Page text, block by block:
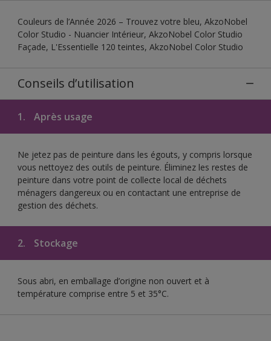
Couleurs de l’Année 2026 – Trouvez votre bleu, AkzoNobel
Color Studio - Nuancier Intérieur, AkzoNobel Color Studio
Façade, L'Essentielle 120 teintes, AkzoNobel Color Studio
Conseils d’utilisation
1. Après usage
Ne jetez pas de peinture dans les égouts, y compris lorsque
vous nettoyez des outils de peinture. Éliminez les restes de
peinture dans votre point de collecte local de déchets
ménagers dangereux ou en contactant une entreprise de
gestion des déchets.
2. Stockage
Sous abri, en emballage d’origine non ouvert et à
température comprise entre 5 et 35°C.